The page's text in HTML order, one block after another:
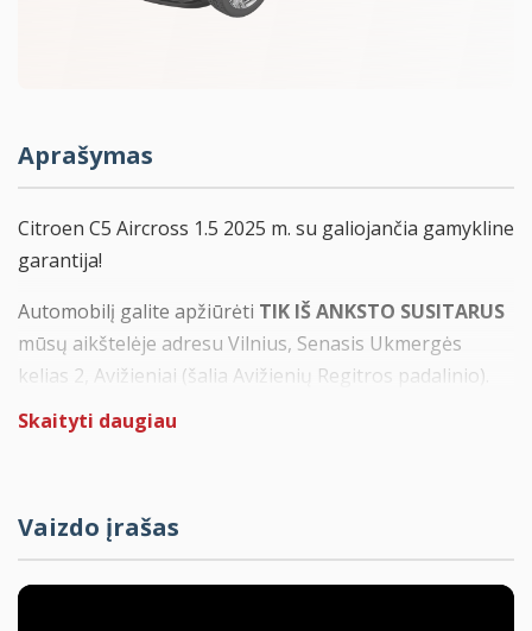
Aprašymas
Citroen C5 Aircross 1.5 2025 m. su galiojančia gamykline
garantija!
Automobilį galite apžiūrėti TIK IŠ ANKSTO SUSITARUS
mūsų aikštelėje adresu Vilnius, Senasis Ukmergės
kelias 2, Avižieniai (šalia Avižienių Regitros padalinio).
Kontaktinis tel. +37062361426
Galiojanti gamyklinė garantija iki 5 metų be ridos
Skaityti daugiau
Vaizdo įrašas